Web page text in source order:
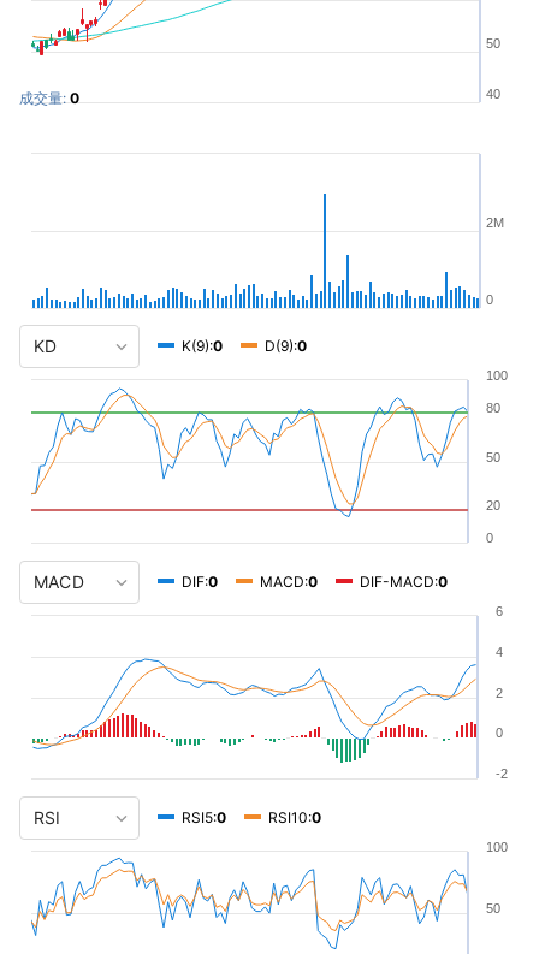
成交量:0 40
50
0
2M
K(9):0 D(9):0
0
20
50
80
100
DIF:0 MACD:0 DIF-MACD:0
-2
0
2
4
6
RSI5:0 RSI10:0
50
100